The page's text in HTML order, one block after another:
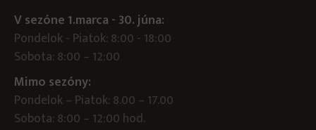
V sezóne 1.marca - 30. júna:
Pondelok - Piatok: 8:00 - 18:00
Sobota: 8:00 – 12:00
Mimo sezóny:
Pondelok – Piatok: 8.00 – 17.00
Sobota: 8:00 – 12:00 hod.